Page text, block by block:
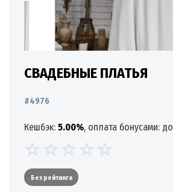
СВАДЕБНЫЕ ПЛАТЬЯ
#4976
Кешбэк: 5.00%, оплата бонусами: до
Без рейтинга